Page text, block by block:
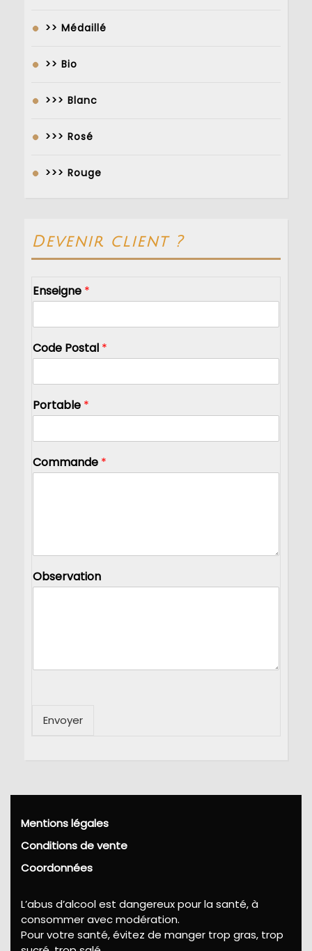
>> Médaillé
>> Bio
>>> Blanc
>>> Rosé
>>> Rouge
Devenir client ?
Enseigne *
Code Postal *
Portable *
Commande *
Observation
Envoyer
Mentions légales
Conditions de vente
Coordonnées
L’abus d’alcool est dangereux pour la santé, à
consommer avec modération.
Pour votre santé, évitez de manger trop gras, trop